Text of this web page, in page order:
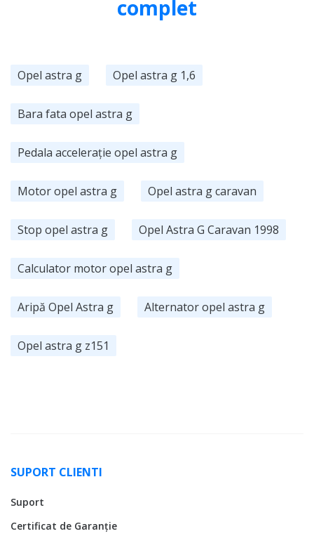
complet
Opel astra g Opel astra g 1,6
Bara fata opel astra g
Pedala accelerație opel astra g
Motor opel astra g Opel astra g caravan
Stop opel astra g Opel Astra G Caravan 1998
Calculator motor opel astra g
Aripă Opel Astra g Alternator opel astra g
Opel astra g z151
SUPORT CLIENTI
Suport
Certificat de Garanție